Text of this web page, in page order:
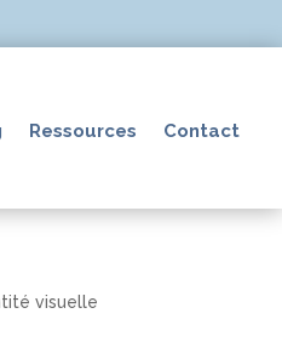
Ressources Contact
visuelle